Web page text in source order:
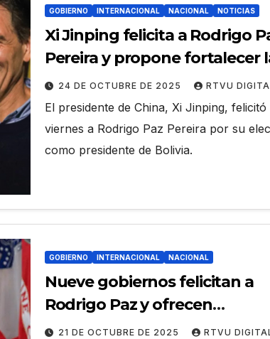
GOBIERNO INTERNACIONAL NACIONAL NOTICIAS
Xi Jinping felicita a Rodrigo
Pereira y propone fortalecer
relación China–Bolivia
24 DE OCTUBRE DE 2025 RTVU
El presidente de China, Xi Jinping, felicitó
viernes a Rodrigo Paz Pereira por su
como presidente de Bolivia.
GOBIERNO INTERNACIONAL NACIONAL
Nueve gobiernos felicitan a
Rodrigo Paz y ofrecen
colaboración al nuevo
21 DE OCTUBRE DE 2025 RTVU